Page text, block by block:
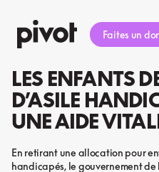
au
contenu
Faites un
LES ENFANTS
D’ASILE
UNE AIDE
En retirant une allocation pour
handicapés, le gouvernement